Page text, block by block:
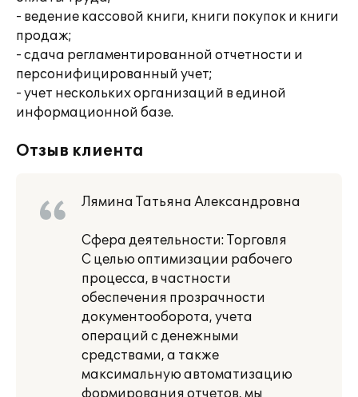
- ведение кассовой книги, книги покупок и книги
продаж;
- сдача регламентированной отчетности и
персонифицированный учет;
- учет нескольких организаций в единой
информационной базе.
Отзыв клиента
Лямина Татьяна Александровна
Сфера деятельности: Торговля
С целью оптимизации рабочего
процесса, в частности
обеспечения прозрачности
документооборота, учета
операций с денежными
средствами, а также
максимальную автоматизацию
формирования отчетов, мы